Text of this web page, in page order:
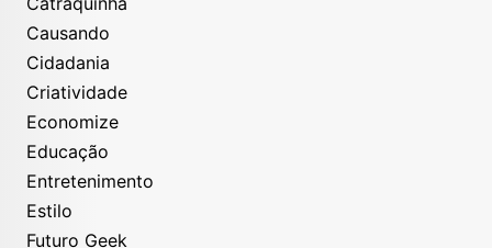
Causando
Cidadania
Criatividade
Economize
Educação
Entretenimento
Estilo
Futuro Geek